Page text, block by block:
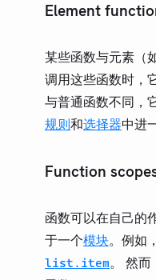
术语表
Element
某些函数与元素（
调用这些函数时，
与普通函数不同，
规则和选择器中进
Function
函数可以在自己的
于一个模块。例如，
list.item。 然而